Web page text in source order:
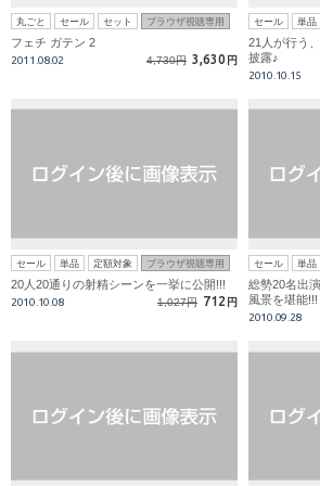
丸ごと セール セット ブラウザ視聴専用
フェチ ガテン 2
2011.08.02 4,730円 3,630 円
セール 単品
21人が行う
披露♪
2010.10.15
セール 単品 定額対象 ブラウザ視聴専用
20人20通りの射精シーンを一挙に公開!!!
2010.10.08 1,027円 712 円
セール 単品
総勢20名出
風景を堪能!!!
2010.09.28